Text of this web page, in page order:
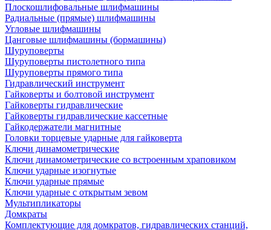
Плоскошлифовальные шлифмашины
Радиальные (прямые) шлифмашины
Угловые шлифмашины
Цанговые шлифмашины (бормашины)
Шуруповерты
Шуруповерты пистолетного типа
Шуруповерты прямого типа
Гидравлический инструмент
Гайковерты и болтовой инструмент
Гайковерты гидравлические
Гайковерты гидравлические кассетные
Гайкодержатели магнитные
Головки торцевые ударные для гайковерта
Ключи динамометрические
Ключи динамометрические со встроенным храповиком
Ключи ударные изогнутые
Ключи ударные прямые
Ключи ударные с открытым зевом
Мультипликаторы
Домкраты
Комплектующие для домкратов, гидравлических станций,